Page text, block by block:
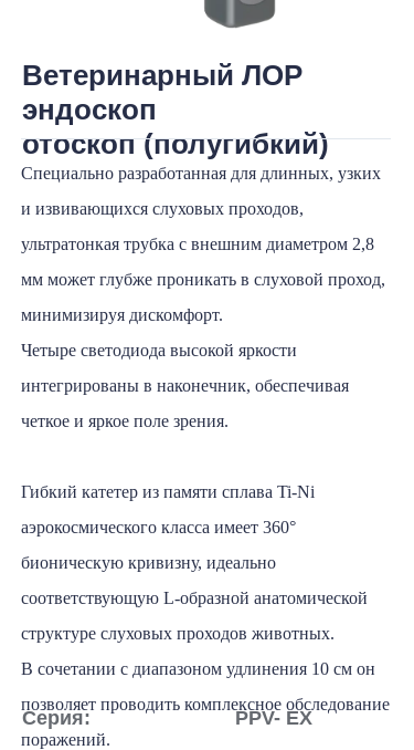
Специально разработанная для длинных, узких
и извивающихся слуховых проходов,
ультратонкая трубка с внешним диаметром 2,8
мм может глубже проникать в слуховой проход,
минимизируя дискомфорт.
Четыре светодиода высокой яркости
интегрированы в наконечник, обеспечивая
четкое и яркое поле зрения.
Гибкий катетер из памяти сплава Ti-Ni
аэрокосмического класса имеет 360°
бионическую кривизну, идеально
соответствующую L-образной анатомической
структуре слуховых проходов животных.
В сочетании с диапазоном удлинения 10 см он
позволяет проводить комплексное обследование
поражений.
Серия: PPV- EX
Ветеринарный ЛОР
эндоскоп
отоскоп (полугибкий)